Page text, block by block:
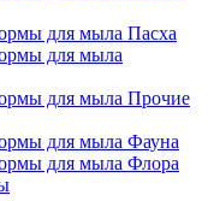
для мыла Пасха
для мыла
для мыла Прочие
для мыла Фауна
для мыла Флора